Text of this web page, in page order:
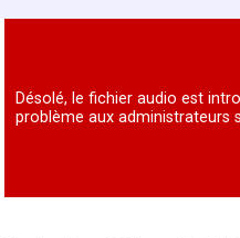
Désolé, le fichier audio est
problème aux administrateurs